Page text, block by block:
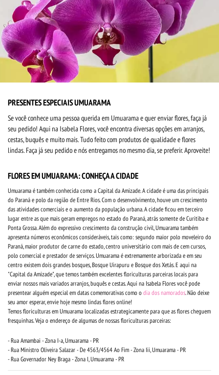
PRESENTES ESPECIAIS UMUARAMA
Se você conhece uma pessoa querida em Umuarama e quer enviar flores, faça já
seu pedido! Aqui na Isabela Flores, você encontra diversas opções em arranjos,
cestas, buquês e muito mais. Tudo feito com produtos de qualidade e flores
lindas. Faça já seu pedido e nós entregamos no mesmo dia, se preferir. Aproveite!
FLORES EM UMUARAMA: CONHEÇA A CIDADE
Umuarama é também conhecida como a Capital da Amizade. A cidade é uma das principais
do Paraná e polo da região de Entre Rios. Com o desenvolvimento, houve um crescimento
das atividades comerciais e o aumento da população urbana. A cidade ficou em terceiro
lugar entre as que mais geram empregos no estado do Paraná, atrás somente de Curitiba e
Ponta Grossa. Além do expressivo crescimento da construção civil, Umuarama também
apresenta números econômicos consideráveis, tais como: segundo maior polo moveleiro do
Paraná, maior produtor de carne do estado, centro universitário com mais de cem cursos,
polo comercial e prestador de serviços. Umuarama é extremamente arborizada e em seu
centro existem dois grandes bosques, Bosque Uirapuru e Bosque dos Xetás. E aqui na
"Capital da Amizade", que temos também excelentes floriculturas parceiras locais para
enviar nossos mais variados arranjos, buquês e cestas. Aqui na Isabela Flores você pode
presentear alguém especial em datas comemorativas como odia dos namorados. Não deixe
seu amor esperar, envie hoje mesmo lindas flores online!
Temos floriculturas em Umuarama localizadas estrategicamente para que as flores cheguem
fresquinhas. Veja o endereço de algumas de nossas floriculturas parceiras:
- Rua Amambai - Zona I-a, Umuarama - PR
- Rua Ministro Oliveira Salazar - De 4563/4564 Ao Fim - Zona Iii, Umuarama - PR
- Rua Governador Ney Braga - Zona I, Umuarama - PR